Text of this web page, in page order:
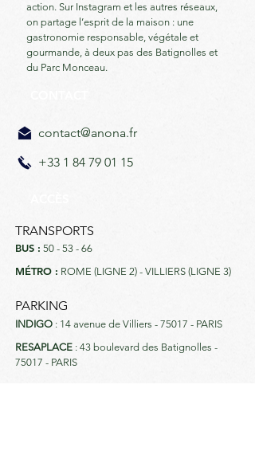
action. Sur Instagram et les autres réseaux,
on partage l’esprit de la maison : une
gastronomie responsable, végétale et
gourmande, à deux pas des Batignolles et
du Parc Monceau.
contact@anona.fr
+33 1 84 79 01 15
TRANSPORTS
BUS : 50 - 53 - 66
MÉTRO : ROME (LIGNE 2) - VILLIERS (LIGNE 3)
PARKING
INDIGO : 14 avenue de Villiers - 75017 - PARIS
RESAPLACE : 43 boulevard des Batignolles -
75017 - PARIS